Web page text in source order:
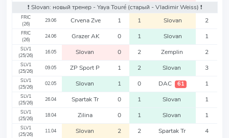
❗️ Slovan: новый тренер - Yaya Touré (старый - Vladimir Weiss) ❗️
FRIC
(26)
29.06 Crvena Zve 1 1 Slovan 2
FRIC
(26)
24.06 Grazer AK 0 1 Slovan 1
SLV1
(25/26)
16.05 Slovan 0 2 Zemplin 2
SLV1
(25/26)
09.05 ZP Sport P 1 2 Slovan 3
SLV1
(25/26)
02.05 Slovan 1 0 DAC 61 1
SLV1
(25/26)
26.04 Spartak Tr 0 1 Slovan 1
SLV1
(25/26)
18.04 Zilina 0 1 Slovan 1
SLV1
(25/26)
11.04 Slovan 2 2 Spartak Tr 4